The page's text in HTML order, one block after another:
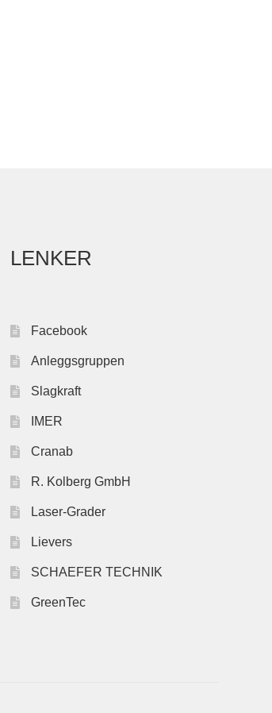
LENKER
Facebook
Anleggsgruppen
Slagkraft
IMER
Cranab
R. Kolberg GmbH
Laser-Grader
Lievers
SCHAEFER TECHNIK
GreenTec